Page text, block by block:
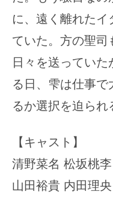
に、遠く離れた
ていた。方の聖
日々を送ってい
る日、雫は仕事
るか選択を迫ら
【キャスト】
清野菜名 松坂桃李
⼭田裕貴 内田理